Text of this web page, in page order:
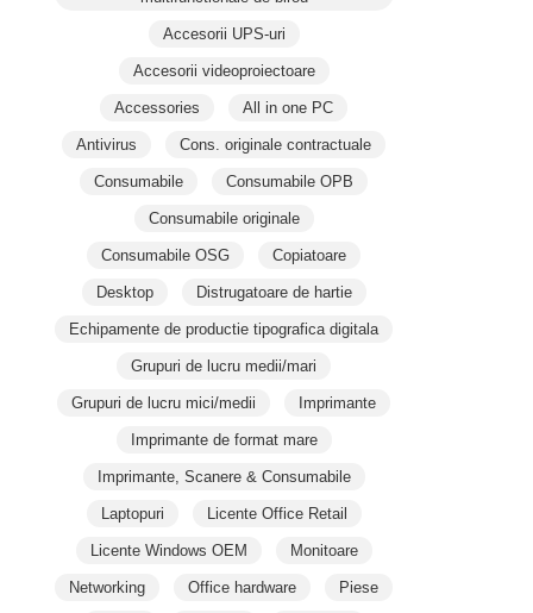
Accesorii UPS-uri
Accesorii videoproiectoare
Accessories All in one PC
Antivirus Cons. originale contractuale
Consumabile Consumabile OPB
Consumabile originale
Consumabile OSG Copiatoare
Desktop Distrugatoare de hartie
Echipamente de productie tipografica digitala
Grupuri de lucru medii/mari
Grupuri de lucru mici/medii Imprimante
Imprimante de format mare
Imprimante, Scanere & Consumabile
Laptopuri Licente Office Retail
Licente Windows OEM Monitoare
Networking Office hardware Piese